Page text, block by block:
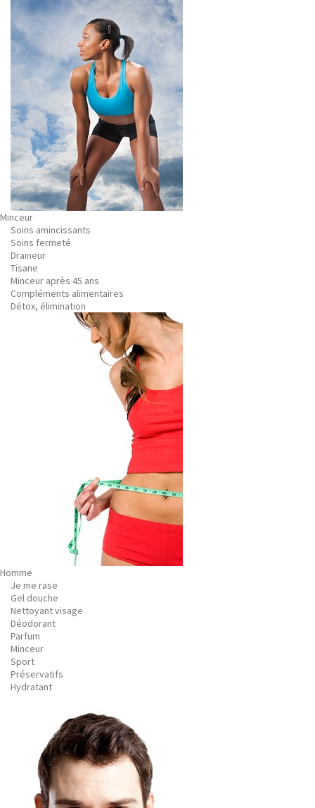
Minceur
Soins amincissants
Soins fermeté
Draineur
Tisane
Minceur après 45 ans
Compléments alimentaires
Détox, élimination
Homme
Je me rase
Gel douche
Nettoyant visage
Déodorant
Parfum
Minceur
Sport
Préservatifs
Hydratant